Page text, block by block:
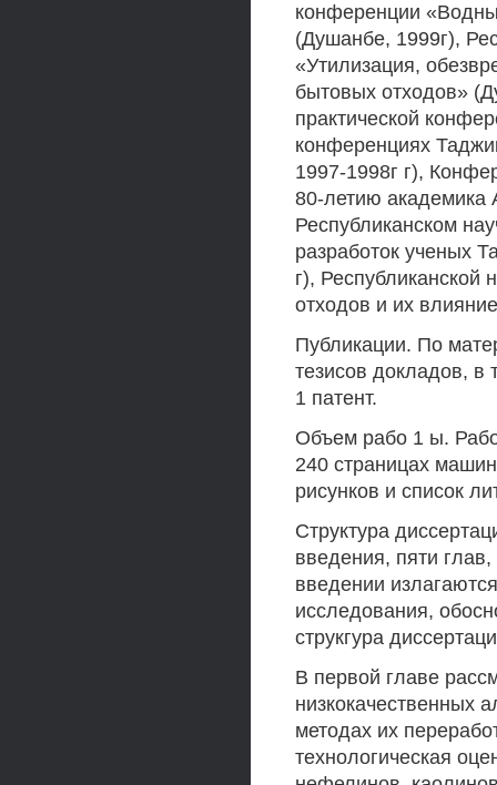
конференции
(Душанбе, 1999г),
«Утилизация,
бытовых отходов»
практической
конференциях
1997-1998г г),
80-летию
Республиканском
разработок ученых
г), Республиканской
отходов и их
Публикации. По
тезисов докладов, в
1 патент.
Объем рабо 1 ы.
240 страницах
рисунков и список
Структура
введения, пяти
введении
исследования,
струкгура
В первой главе
низкокачественных
методах их
технологическая